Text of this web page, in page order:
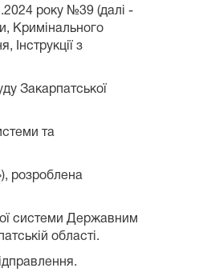
року №39 (далі -
Кримінального
Інструкції з
Закарпатської
та
розроблена
системи Державним
області.